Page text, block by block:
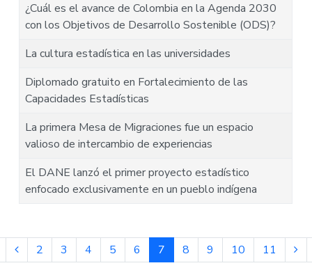
¿Cuál es el avance de Colombia en la Agenda 2030
con los Objetivos de Desarrollo Sostenible (ODS)?
La cultura estadística en las universidades
Diplomado gratuito en Fortalecimiento de las
Capacidades Estadísticas
La primera Mesa de Migraciones fue un espacio
valioso de intercambio de experiencias
El DANE lanzó el primer proyecto estadístico
enfocado exclusivamente en un pueblo indígena
2 3 4 5 6 7 8 9 10 11